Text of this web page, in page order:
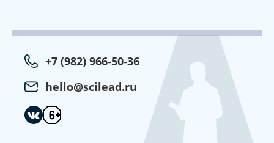
+7 (982) 966-50-36
hello@scilead.ru